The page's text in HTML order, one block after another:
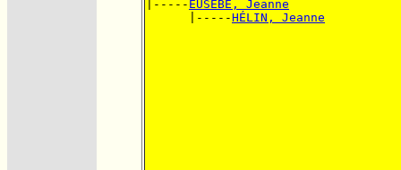
|----- EUSÈBE, Jeanne
      |-----
HÉLIN, Jeanne